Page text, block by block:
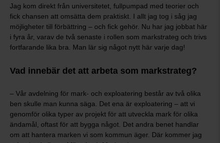
Jag kom direkt från universitetet, fullpumpad med teorier och
fick chansen att omsätta dem praktiskt. I allt jag tog i såg jag
möjligheter till förbättring – och fick gehör. Nu har jag jobbat här
i fyra år, varav de två senaste i rollen som markstrateg och trivs
fortfarande lika bra. Man lär sig något nytt här varje dag!
Vad innebär det att arbeta som markstrateg?
– Vår avdelning för mark- och exploatering består av två olika
ben skulle man kunna säga. Det ena är exploatering – att vi
genomför olika typer av projekt för att utveckla mark för olika
ändamål, oftast för att bygga något. Det andra benet handlar
om att hantera marken vi som kommun äger. Där kommer jag